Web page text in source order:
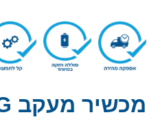
מכשיר מעקב Trackipro 4G